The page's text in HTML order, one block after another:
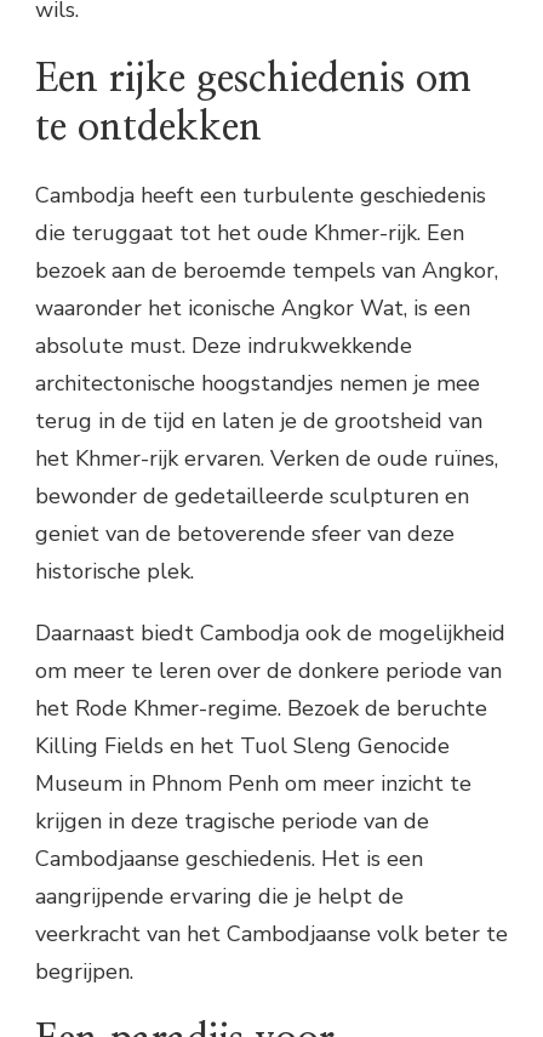
wils.
Een rijke geschiedenis om
te ontdekken
Cambodja heeft een turbulente geschiedenis
die teruggaat tot het oude Khmer-rijk. Een
bezoek aan de beroemde tempels van Angkor,
waaronder het iconische Angkor Wat, is een
absolute must. Deze indrukwekkende
architectonische hoogstandjes nemen je mee
terug in de tijd en laten je de grootsheid van
het Khmer-rijk ervaren. Verken de oude ruïnes,
bewonder de gedetailleerde sculpturen en
geniet van de betoverende sfeer van deze
historische plek.
Daarnaast biedt Cambodja ook de mogelijkheid
om meer te leren over de donkere periode van
het Rode Khmer-regime. Bezoek de beruchte
Killing Fields en het Tuol Sleng Genocide
Museum in Phnom Penh om meer inzicht te
krijgen in deze tragische periode van de
Cambodjaanse geschiedenis. Het is een
aangrijpende ervaring die je helpt de
veerkracht van het Cambodjaanse volk beter te
begrijpen.